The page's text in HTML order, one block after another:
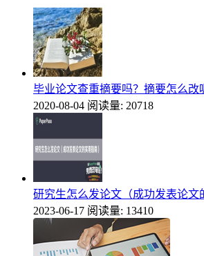
毕业论文查重摘要吗？摘要怎么改
2020-08-04 阅读量: 20718
研究生怎么发论文（成功发表论文
2023-06-17 阅读量: 13410